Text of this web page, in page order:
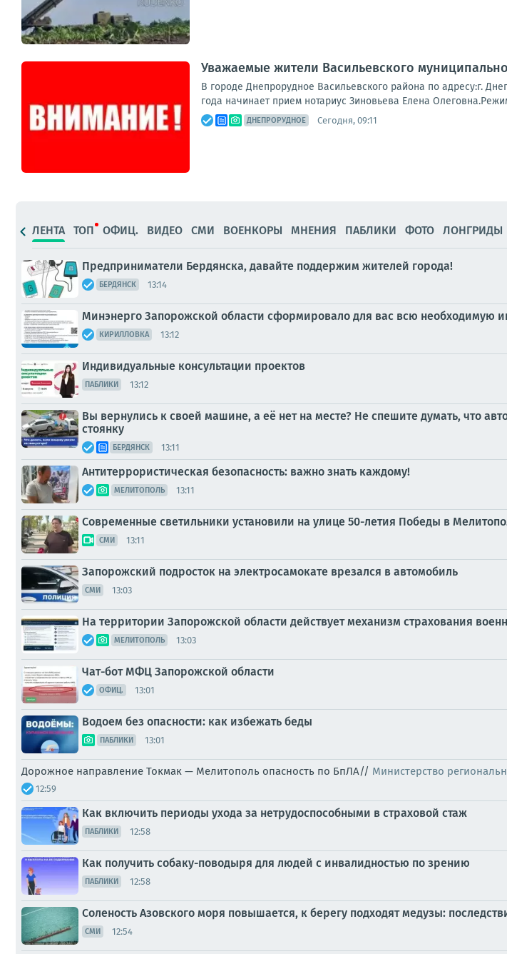
Уважаемые жители Васильевского
В городе Днепрорудное Васильевского района по адресу:г.
года начинает прием нотариус Зиновьева Елена
ДНЕПРОРУДНОЕ Сегодня, 09:11
ЛЕНТА ТОП ОФИЦ. ВИДЕО СМИ ВОЕНКОРЫ МНЕНИЯ ПАБЛИКИ ФОТО ЛОНГРИДЫ
Предприниматели Бердянска, давайте поддержим жителей города!
БЕРДЯНСК 13:14
Минэнерго Запорожской области сформировало для вас всю необходимую
КИРИЛЛОВКА 13:12
Индивидуальные консультации проектов
ПАБЛИКИ 13:12
Вы вернулись к своей машине, а её нет на месте? Не спешите думать, что
стоянку
БЕРДЯНСК 13:11
Антитеррористическая безопасность: важно знать каждому!
МЕЛИТОПОЛЬ 13:11
Современные светильники установили на улице 50-летия Победы в
СМИ 13:11
Запорожский подросток на электросамокате врезался в автомобиль
СМИ 13:03
На территории Запорожской области действует механизм страхования
МЕЛИТОПОЛЬ 13:03
Чат-бот МФЦ Запорожской области
ОФИЦ. 13:01
Водоем без опасности: как избежать беды
ПАБЛИКИ 13:01
Дорожное направление Токмак — Мелитополь опасность по БпЛА// Министерство
12:59
Как включить периоды ухода за нетрудоспособными в страховой стаж
ПАБЛИКИ 12:58
Как получить собаку-поводыря для людей с инвалидностью по зрению
ПАБЛИКИ 12:58
Соленость Азовского моря повышается, к берегу подходят медузы:
СМИ 12:54